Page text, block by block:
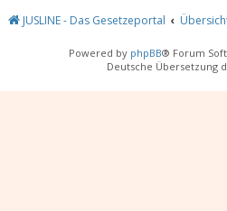
JUSLINE - Das Gesetzeportal
Powered by phpBB® Forum
Deutsche Übersetzung